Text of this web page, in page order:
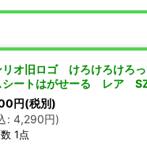
リオ旧ロゴ けろけろけろ
シートはがせーる レア
円(税別)
: 4,290円)
1点